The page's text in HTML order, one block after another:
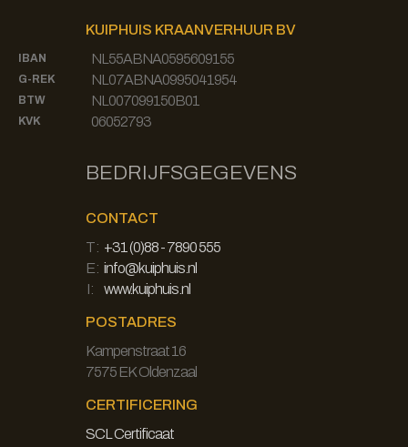
KUIPHUIS KRAANVERHUUR BV
IBAN NL55ABNA0595609155
G-REK NL07ABNA0995041954
BTW NL007099150B01
KVK 06052793
BEDRIJFSGEGEVENS
CONTACT
T: +31 (0)88 - 7890 555
E: info@kuiphuis.nl
I:
www.kuiphuis.nl
POSTADRES
Kampenstraat 16
7575 EK Oldenzaal
CERTIFICERING
SCL Certificaat